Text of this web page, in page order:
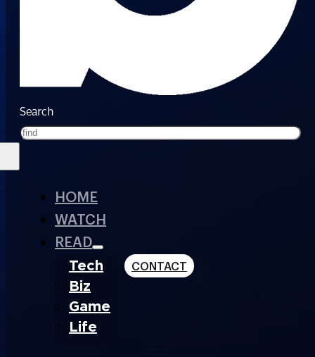
Search
HOME
WATCH
READ
Tech
Biz
Game
Life
CONTACT